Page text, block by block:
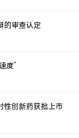
的审查认定
度”
性创新药获批上市